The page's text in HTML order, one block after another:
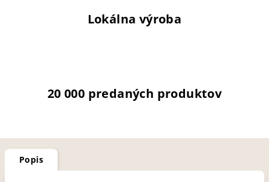
Lokálna výroba
20 000 predaných produktov
Popis